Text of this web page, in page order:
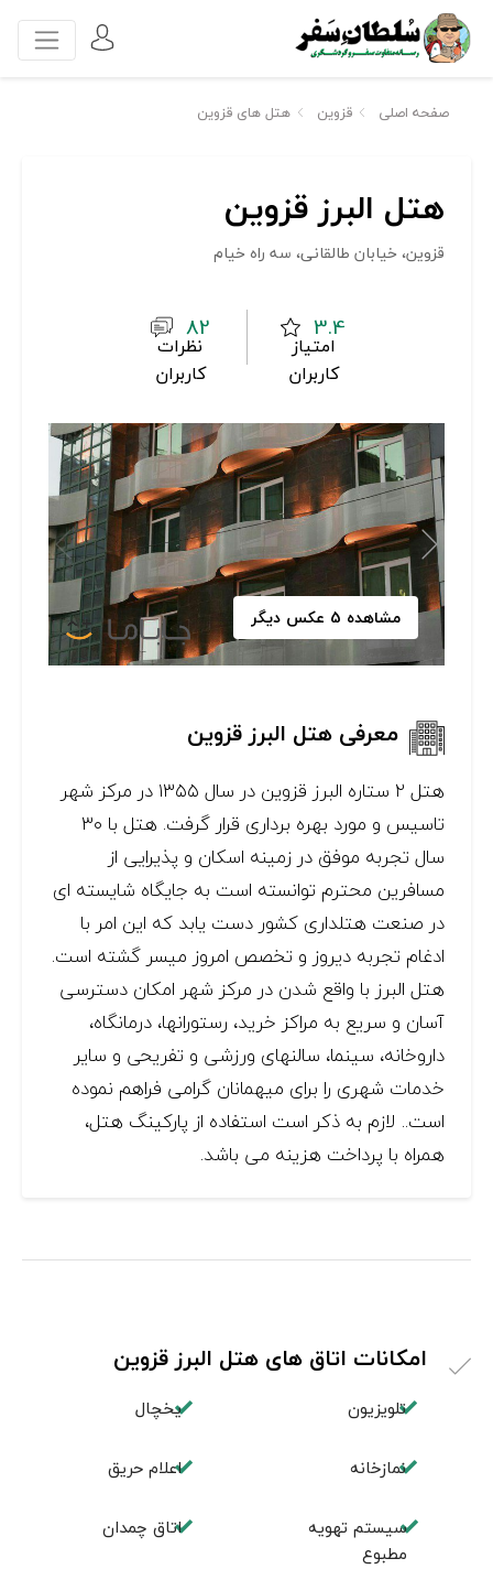
صفحه اصلی قزوین هتل های قزوین
هتل البرز قزوین
قزوین، خیابان طالقانی، سه راه خیام
3.4
امتیاز
کاربران
82
نظرات
کاربران
مشاهده 5 عکس دیگر
معرفی هتل البرز قزوین
هتل ۲ ستاره البرز قزوین در سال ۱۳۵۵ در مرکز شهر
تاسیس و مورد بهره برداری قرار گرفت. هتل با ۳۰
سال تجربه موفق در زمینه اسکان و پذیرایی از
مسافرین محترم توانسته است به جایگاه شایسته ای
در صنعت هتلداری کشور دست یابد که اين امر با
ادغام تجربه دیروز و تخصص امروز میسر گشته است.
هتل البرز با واقع شدن در مرکز شهر امکان دسترسی
آسان و سریع به مراکز خرید، رستورانها، درمانگاه،
داروخانه، سینما، سالنهای ورزشی و تفریحی و سایر
خدمات شهری را برای میهمانان گرامی فراهم نموده
است.. لازم به ذکر است استفاده از پارکینگ هتل،
همراه با پرداخت هزینه می باشد.
امکانات اتاق های هتل البرز قزوین
تلویزیون یخچال
نمازخانه اعلام حریق
سیستم تهویه
مطبوع
اتاق چمدان